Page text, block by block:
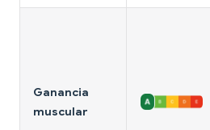
Ganancia
muscular